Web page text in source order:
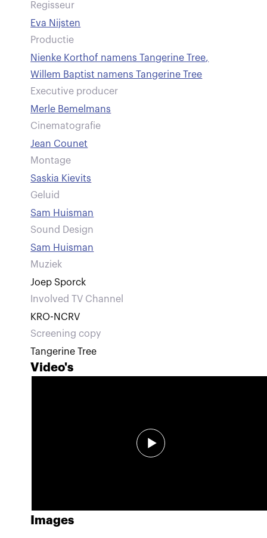
Regisseur
Eva Nijsten
Productie
Nienke Korthof namens Tangerine Tree,
Willem Baptist namens Tangerine Tree
Executive producer
Merle Bemelmans
Cinematografie
Jean Counet
Montage
Saskia Kievits
Geluid
Sam Huisman
Sound Design
Sam Huisman
Muziek
Joep Sporck
Involved TV Channel
KRO-NCRV
Screening copy
Tangerine Tree
Video's
Images